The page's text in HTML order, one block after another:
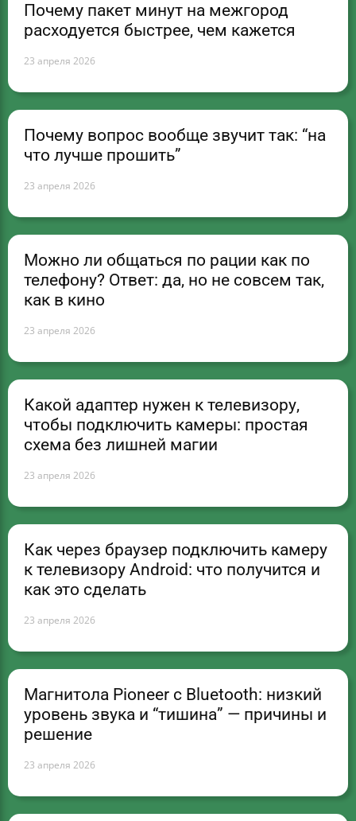
Почему пакет минут на межгород
расходуется быстрее, чем кажется
23 апреля 2026
Почему вопрос вообще звучит так: “на
что лучше прошить”
23 апреля 2026
Можно ли общаться по рации как по
телефону? Ответ: да, но не совсем так,
как в кино
23 апреля 2026
Какой адаптер нужен к телевизору,
чтобы подключить камеры: простая
схема без лишней магии
23 апреля 2026
Как через браузер подключить камеру
к телевизору Android: что получится и
как это сделать
23 апреля 2026
Магнитола Pioneer с Bluetooth: низкий
уровень звука и “тишина” — причины и
решение
23 апреля 2026